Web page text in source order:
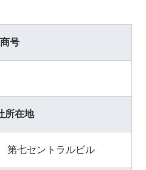
商号
所在地
第七セントラルビル